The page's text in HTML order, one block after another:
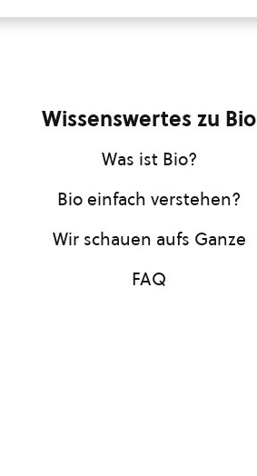
Wissenswertes zu Bio
Was ist Bio?
Bio einfach verstehen?
Wir schauen aufs Ganze
FAQ